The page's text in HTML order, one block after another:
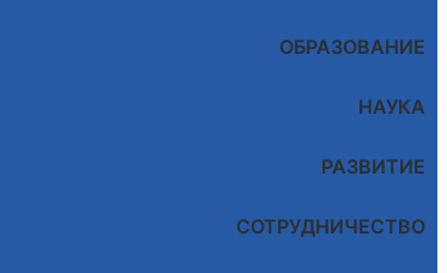
ОБРАЗОВАНИЕ
НАУКА
РАЗВИТИЕ
СОТРУДНИЧЕСТВО